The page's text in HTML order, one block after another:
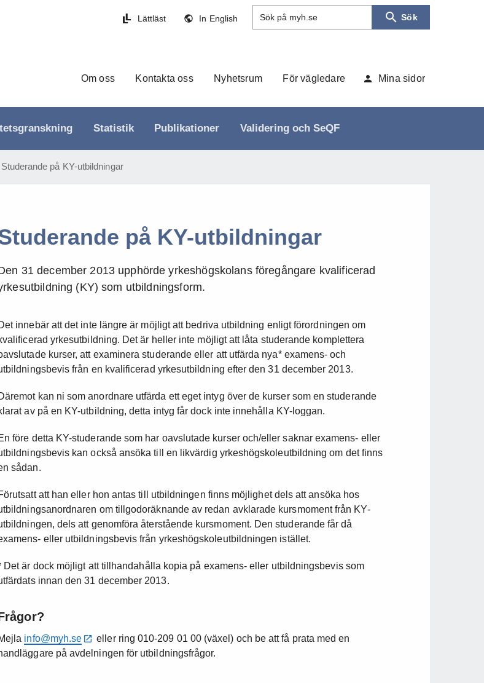
Lättläst In English Sök på myh.se Sök
Om oss Kontakta oss Nyhetsrum För vägledare Mina sidor
Statistik Publikationer Validering och SeQF
Studerande på KY-utbildningar
på KY-utbildningar
31 december 2013 upphörde yrkeshögskolans föregångare kvalificerad
(KY) som utbildningsform.
innebär att det inte längre är möjligt att bedriva utbildning enligt förordningen om
yrkesutbildning. Det är heller inte möjligt att låta studerande komplettera
kurser, att examinera studerande eller att utfärda nya* examens- och
från en kvalificerad yrkesutbildning efter den 31 december 2013.
kan ni som anordnare utfärda ett eget intyg över de kurser som en studerande
av på en KY-utbildning, detta intyg får dock inte innehålla KY-loggan.
före detta KY-studerande som har oavslutade kurser och/eller saknar examens- eller
kan också ansöka till en likvärdig yrkeshögskoleutbildning om det finns
sådan.
att han eller hon antas till utbildningen finns möjlighet dels att ansöka hos
om tillgodoräknande av redan avklarade kursmoment från KY-
dels att genomföra återstående kursmoment. Den studerande får då
eller utbildningsbevis från yrkeshögskoleutbildningen istället.
Det är dock möjligt att tillhandahålla kopia på examens- eller utbildningsbevis som
innan den 31 december 2013.
info@myh.se
eller ring 010-209 01 00 (växel) och be att få prata med en
på avdelningen för utbildningsfrågor.